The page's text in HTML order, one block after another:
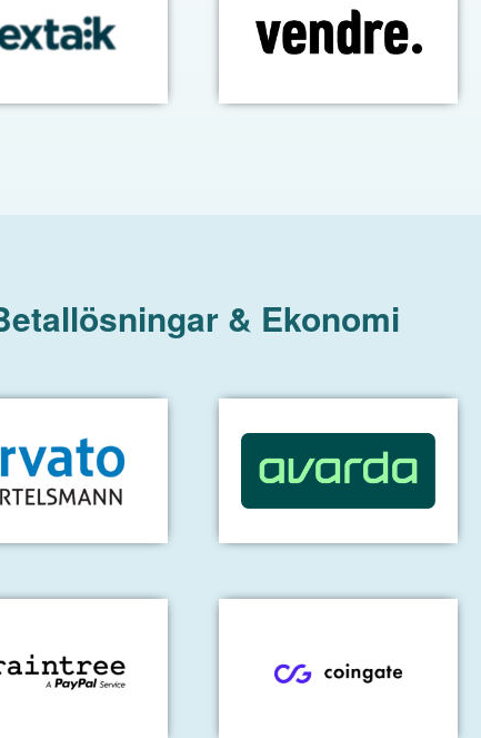
& Ekonomi